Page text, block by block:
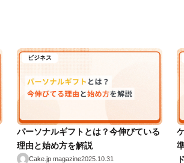
ビジネス
パーソナルギフトとは？今伸びている
理由と始め方を解説
Cake.jp magazine2025.10.31